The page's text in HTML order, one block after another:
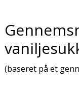
(baseret på et